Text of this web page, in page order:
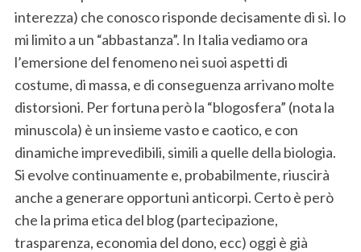
interezza) che conosco risponde decisamente di sì. Io
mi limito a un “abbastanza”. In Italia vediamo ora
l’emersione del fenomeno nei suoi aspetti di
costume, di massa, e di conseguenza arrivano molte
distorsioni. Per fortuna però la “blogosfera” (nota la
minuscola) è un insieme vasto e caotico, e con
dinamiche imprevedibili, simili a quelle della biologia.
Si evolve continuamente e, probabilmente, riuscirà
anche a generare opportuni anticorpi. Certo è però
che la prima etica del blog (partecipazione,
trasparenza, economia del dono, ecc) oggi è già